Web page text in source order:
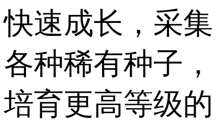
快速成长，采集
各种稀有种子，
培育更高等级的